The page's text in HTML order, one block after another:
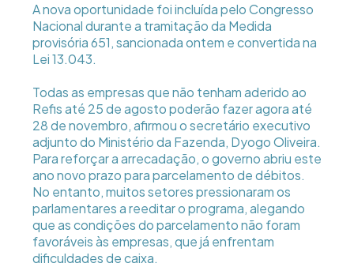
A nova oportunidade foi incluída pelo Congresso
Nacional durante a tramitação da Medida
provisória 651, sancionada ontem e convertida na
Lei 13.043.
Todas as empresas que não tenham aderido ao
Refis até 25 de agosto poderão fazer agora até
28 de novembro, afirmou o secretário executivo
adjunto do Ministério da Fazenda, Dyogo Oliveira.
Para reforçar a arrecadação, o governo abriu este
ano novo prazo para parcelamento de débitos.
No entanto, muitos setores pressionaram os
parlamentares a reeditar o programa, alegando
que as condições do parcelamento não foram
favoráveis às empresas, que já enfrentam
dificuldades de caixa.